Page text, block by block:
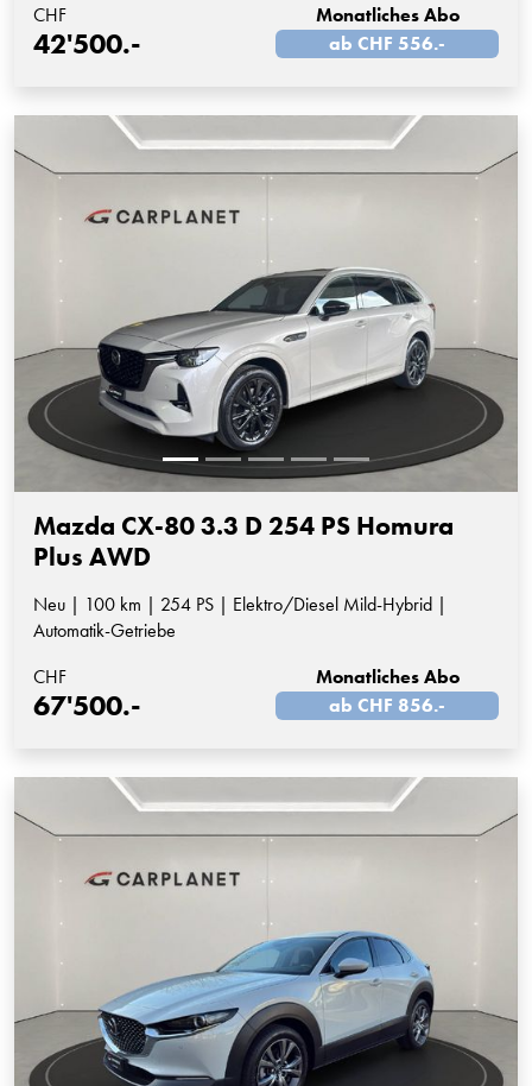
CHF
42'500.-
Monatliches Abo
ab CHF 556.-
Mazda CX-80 3.3 D 254 PS Homura
Plus AWD
Neu | 100 km | 254 PS | Elektro/Diesel Mild-Hybrid |
Automatik-Getriebe
CHF
67'500.-
Monatliches Abo
ab CHF 856.-